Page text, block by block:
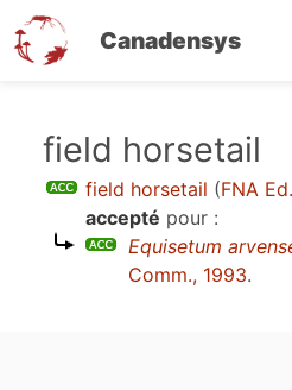
Canadensys
contenu
field horsetail
field horsetail (FNA
accepté pour :
Equisetum
Comm., 1993.